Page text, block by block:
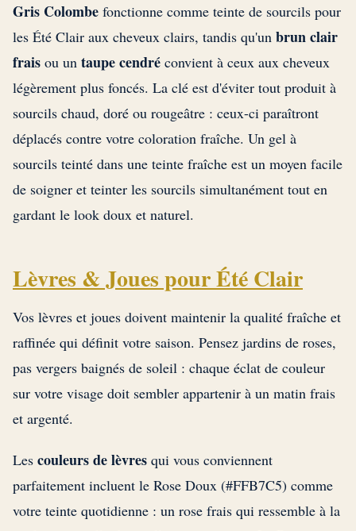
Gris Colombe fonctionne comme teinte de sourcils pour
les Été Clair aux cheveux clairs, tandis qu'un brun clair
frais ou un taupe cendré convient à ceux aux cheveux
légèrement plus foncés. La clé est d'éviter tout produit à
sourcils chaud, doré ou rougeâtre : ceux-ci paraîtront
déplacés contre votre coloration fraîche. Un gel à
sourcils teinté dans une teinte fraîche est un moyen facile
de soigner et teinter les sourcils simultanément tout en
gardant le look doux et naturel.
Lèvres & Joues pour Été Clair
Vos lèvres et joues doivent maintenir la qualité fraîche et
raffinée qui définit votre saison. Pensez jardins de roses,
pas vergers baignés de soleil : chaque éclat de couleur
sur votre visage doit sembler appartenir à un matin frais
et argenté.
Les couleurs de lèvres qui vous conviennent
parfaitement incluent le Rose Doux (#FFB7C5) comme
votre teinte quotidienne : un rose frais qui ressemble à la